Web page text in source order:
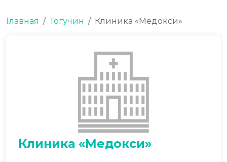
Главная Тогучин Клиника «Медокси»
Клиника «Медокси»